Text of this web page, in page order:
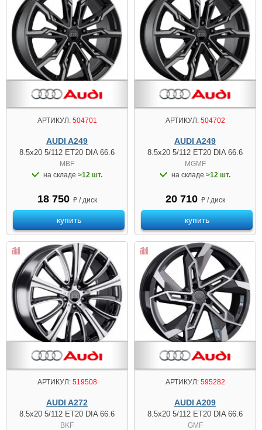
АРТИКУЛ:504701
AUDI A249
8.5x20 5/112 ET20 DIA 66.6
MBF
на складе >12 шт.
18 750 ₽ / диск
купить
АРТИКУЛ:504702
AUDI A249
8.5x20 5/112 ET20 DIA 66.6
MGMF
на складе >12 шт.
20 710 ₽ / диск
купить
АРТИКУЛ:519508
AUDI A272
8.5x20 5/112 ET20 DIA 66.6
BKF
АРТИКУЛ:595282
AUDI A209
8.5x20 5/112 ET20 DIA 66.6
GMF